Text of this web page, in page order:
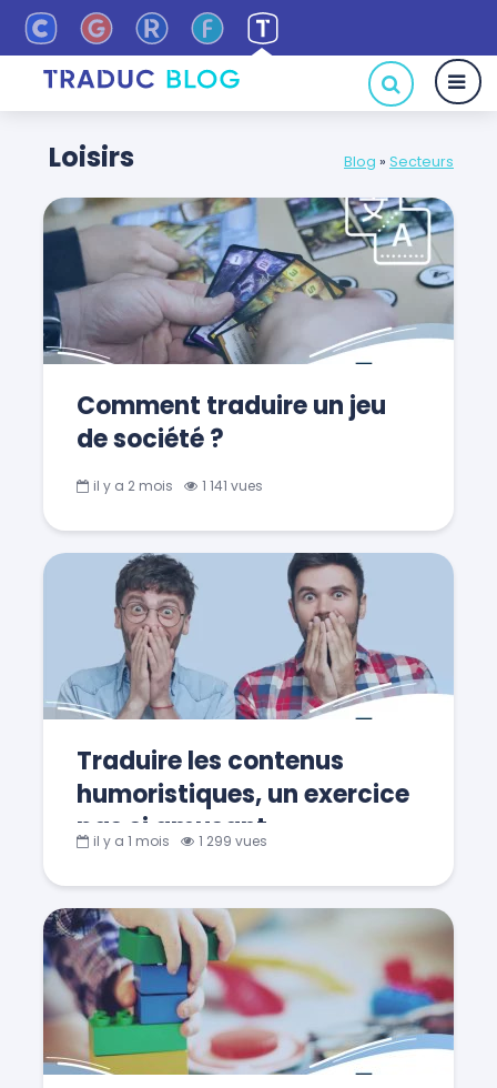
Loisirs Blog » Secteurs
Comment traduire un jeu
de société ?
il y a 2 mois 1 141 vues
Traduire les contenus
humoristiques, un exercice
pas si amusant…
il y a 1 mois 1 299 vues